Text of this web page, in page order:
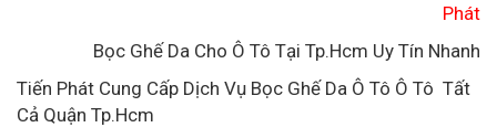
Phát
Bọc Ghế Da Cho Ô Tô Tại Tp.Hcm Uy Tín Nhanh
Tiến Phát Cung Cấp Dịch Vụ Bọc Ghế Da Ô Tô Ô Tô Tất
Cả Quận Tp.Hcm